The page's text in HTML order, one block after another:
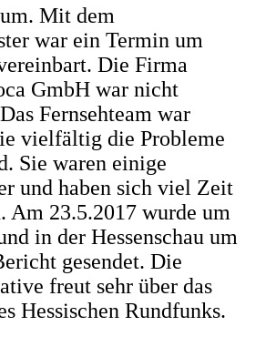
Mit dem
war ein Termin um
Die Firma
GmbH war nicht
Fernsehteam war
vielfältig die Probleme
Sie waren einige
und haben sich viel Zeit
Am 23.5.2017 wurde um
in der Hessenschau um
gesendet. Die
freut sehr über das
Hessischen Rundfunks.